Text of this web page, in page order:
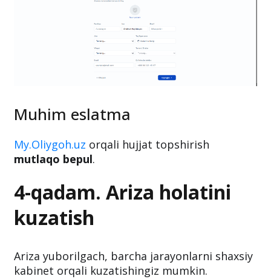
Muhim eslatma
My.Oliygoh.uz orqali hujjat topshirish
mutlaqo bepul.
4-qadam. Ariza holatini
kuzatish
Ariza yuborilgach, barcha jarayonlarni shaxsiy
kabinet orqali kuzatishingiz mumkin.